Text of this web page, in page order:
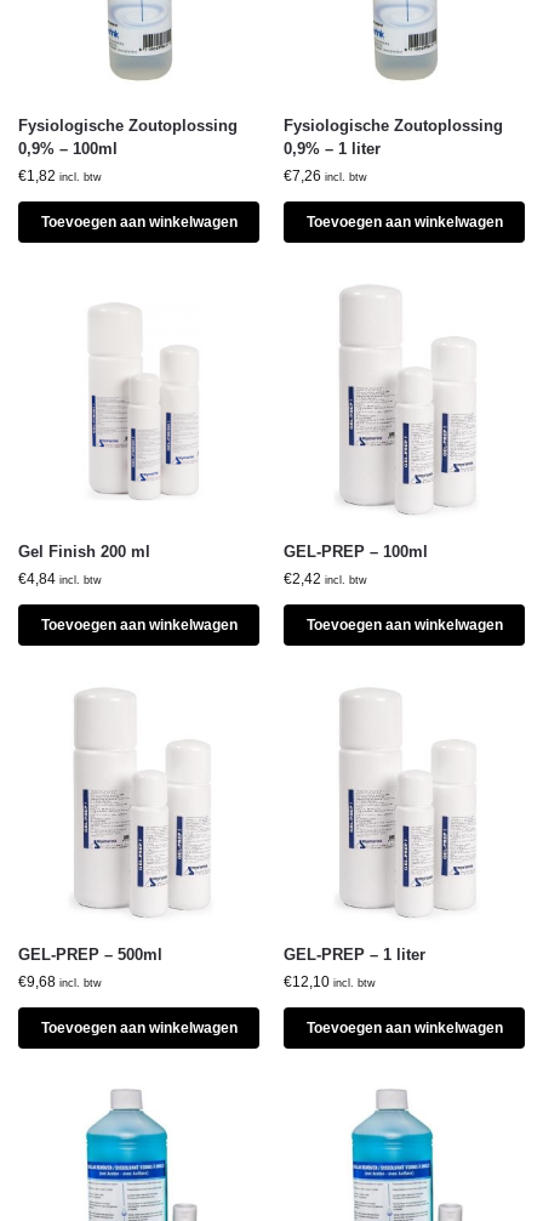
Fysiologische Zoutoplossing
0,9% – 100ml
€1,82 incl. btw
Toevoegen aan winkelwagen
Fysiologische Zoutoplossing
0,9% – 1 liter
€7,26 incl. btw
Toevoegen aan winkelwagen
Gel Finish 200 ml
€4,84 incl. btw
Toevoegen aan winkelwagen
GEL-PREP – 100ml
€2,42 incl. btw
Toevoegen aan winkelwagen
GEL-PREP – 500ml
€9,68 incl. btw
Toevoegen aan winkelwagen
GEL-PREP – 1 liter
€12,10 incl. btw
Toevoegen aan winkelwagen